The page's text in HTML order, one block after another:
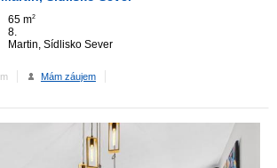
65 m2
8.
Martin, Sídlisko Sever
Mám záujem